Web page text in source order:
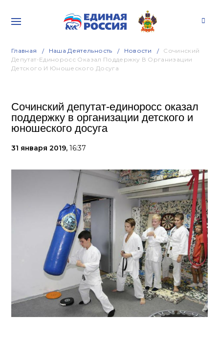
Главная Наша Деятельность Новости
Сочинский
Депутат-Единоросс Оказал Поддержку В Организации
Детского И Юношеского Досуга
Сочинский депутат-единоросс оказал
поддержку в организации детского и
юношеского досуга
31 января 2019, 16:37